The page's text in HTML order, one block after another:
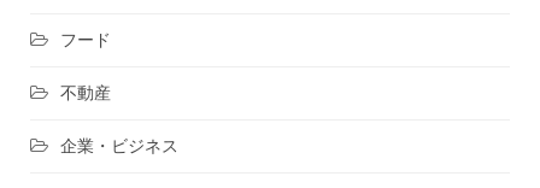
フード
不動産
企業・ビジネス